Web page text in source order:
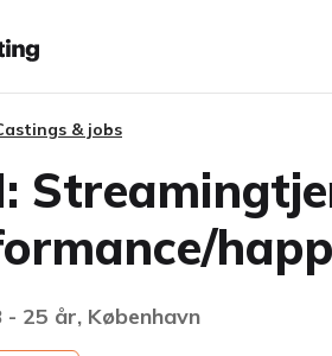
& jobs
25 år, København